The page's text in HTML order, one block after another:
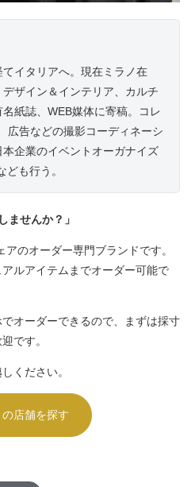
イタリアへ。現在ミラノ在
ザイン＆インテリア、カルチ
紙誌、WEB媒体に寄稿。コレ
広告などの撮影コーディネーシ
企業のイベントオーガナイズ
も行う。
ませんか？」
のオーダー専門ブランドです。
ルアイテムまでオーダー可能で
オーダーできるので、まずは採寸
です。
ください。
の店舗を探す